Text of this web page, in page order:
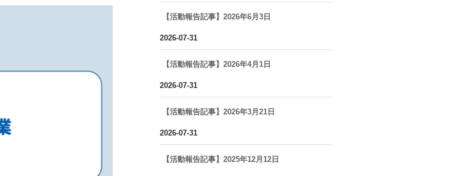
【活動報告記事】2026年6月3日
2026-07-31
【活動報告記事】2026年4月1日
2026-07-31
【活動報告記事】2026年3月21日
2026-07-31
【活動報告記事】2025年12月12日